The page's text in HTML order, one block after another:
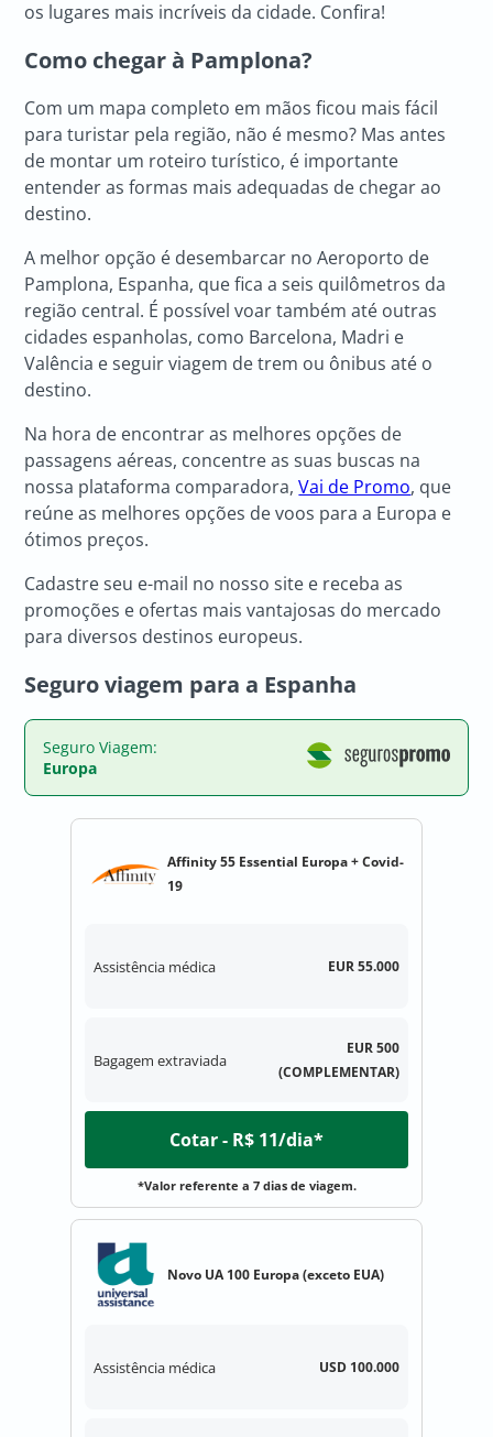
os lugares mais incríveis da cidade. Confira!
Como chegar à Pamplona?
Com um mapa completo em mãos ficou mais fácil
para turistar pela região, não é mesmo? Mas antes
de montar um roteiro turístico, é importante
entender as formas mais adequadas de chegar ao
destino.
A melhor opção é desembarcar no Aeroporto de
Pamplona, Espanha, que fica a seis quilômetros da
região central. É possível voar também até outras
cidades espanholas, como Barcelona, Madri e
Valência e seguir viagem de trem ou ônibus até o
destino.
Na hora de encontrar as melhores opções de
passagens aéreas, concentre as suas buscas na
nossa plataforma comparadora,Vai de Promo, que
reúne as melhores opções de voos para a Europa e
ótimos preços.
Cadastre seu e-mail no nosso site e receba as
promoções e ofertas mais vantajosas do mercado
para diversos destinos europeus.
Seguro viagem para a Espanha
Seguro Viagem:
Europa
Affinity 55 Essential Europa + Covid-
19
Assistência médica EUR 55.000
Bagagem extraviada
EUR 500
(COMPLEMENTAR)
Cotar - R$ 11/dia*
*Valor referente a 7 dias de viagem.
Novo UA 100 Europa (exceto EUA)
Assistência médica USD 100.000